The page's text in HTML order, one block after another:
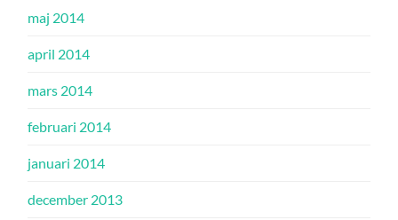
maj 2014
april 2014
mars 2014
februari 2014
januari 2014
december 2013